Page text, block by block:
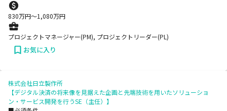
830万円〜1,080万円
プロジェクトマネージャー(PM), プロジェクトリーダー(PL)
お気に入り
株式会社日立製作所
【デジタル決済の将来像を見据えた企画と先端技術を用いたソリューショ
ン・サービス開発を行うSE（主任）】